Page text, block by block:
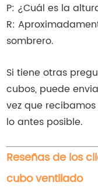
P: ¿Cuál es la
R:
sombrero.
Si tiene otras
cubos, puede
vez que
lo antes posible.
Reseñas de los
cubo ventilado